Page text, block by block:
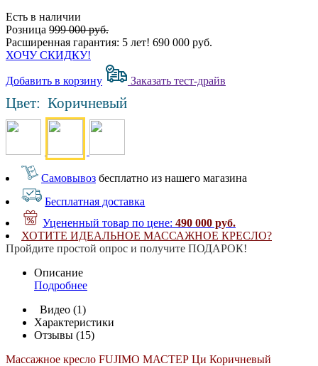
Есть в наличии
Розница 999 000 руб.
Расширенная гарантия: 5 лет! 690 000 руб.
ХОЧУ СКИДКУ!
Добавить в корзину Заказать тест-драйв
Цвет: Коричневый
Самовывоз бесплатно из нашего магазина
Бесплатная доставка
Уцененный товар по цене: 490 000 руб.
ХОТИТЕ ИДЕАЛЬНОЕ МАССАЖНОЕ КРЕСЛО?
Пройдите простой опрос и получите ПОДАРОК!
Описание
Подробнее
Видео (1)
Характеристики
Отзывы (15)
Массажное кресло FUJIMO МАСТЕР Ци Коричневый